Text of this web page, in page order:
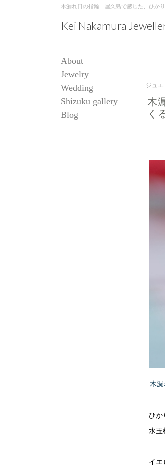
木漏れ日の指輪 屋久島で感じた、ひか
Kei Nakamura
About
Jewelry
Wedding
Shizuku gallery
Blog
ジュ
木
く
木
ひか
水玉
イエ